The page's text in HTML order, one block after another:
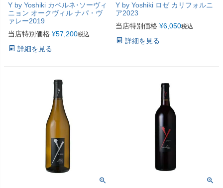
Y by Yoshiki カベルネ･ソーヴィ
ニョン オークヴィル ナパ・ヴ
ァレー2019
当店特別価格 ¥57,200税込
詳細を見る
Y by Yoshiki ロゼ カリフォルニ
ア2023
当店特別価格 ¥6,050税込
詳細を見る